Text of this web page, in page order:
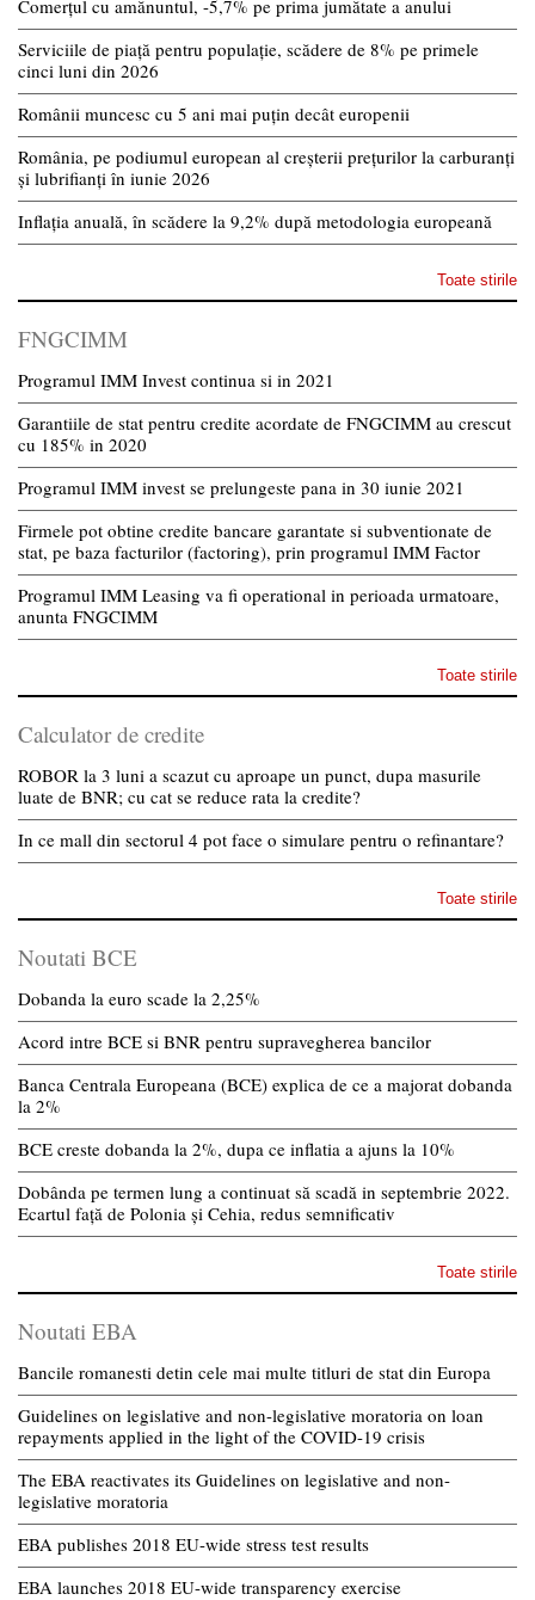
Comerțul cu amănuntul, -5,7% pe prima jumătate a anului
Serviciile de piață pentru populație, scădere de 8% pe primele
cinci luni din 2026
Românii muncesc cu 5 ani mai puțin decât europenii
România, pe podiumul european al creșterii prețurilor la carburanți
și lubrifianți în iunie 2026
Inflația anuală, în scădere la 9,2% după metodologia europeană
Toate stirile
FNGCIMM
Programul IMM Invest continua si in 2021
Garantiile de stat pentru credite acordate de FNGCIMM au crescut
cu 185% in 2020
Programul IMM invest se prelungeste pana in 30 iunie 2021
Firmele pot obtine credite bancare garantate si subventionate de
stat, pe baza facturilor (factoring), prin programul IMM Factor
Programul IMM Leasing va fi operational in perioada urmatoare,
anunta FNGCIMM
Toate stirile
Calculator de credite
ROBOR la 3 luni a scazut cu aproape un punct, dupa masurile
luate de BNR; cu cat se reduce rata la credite?
In ce mall din sectorul 4 pot face o simulare pentru o refinantare?
Toate stirile
Noutati BCE
Dobanda la euro scade la 2,25%
Acord intre BCE si BNR pentru supravegherea bancilor
Banca Centrala Europeana (BCE) explica de ce a majorat dobanda
la 2%
BCE creste dobanda la 2%, dupa ce inflatia a ajuns la 10%
Dobânda pe termen lung a continuat să scadă in septembrie 2022.
Ecartul față de Polonia și Cehia, redus semnificativ
Toate stirile
Noutati EBA
Bancile romanesti detin cele mai multe titluri de stat din Europa
Guidelines on legislative and non-legislative moratoria on loan
repayments applied in the light of the COVID-19 crisis
The EBA reactivates its Guidelines on legislative and non-
legislative moratoria
EBA publishes 2018 EU-wide stress test results
EBA launches 2018 EU-wide transparency exercise